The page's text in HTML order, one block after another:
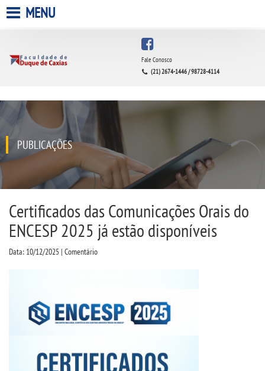
QUEM SOMOS
INFRAESTRUTURA
BIBLIOTECA
CPA
PROUNI
CURSOS
MENU
Fale Conosco
(21) 2674-1446 / 98728-4114
PUBLICAÇÕES
Certificados das Comunicações Orais do
ENCESP 2025 já estão disponíveis
Data: 10/12/2025 | Comentário